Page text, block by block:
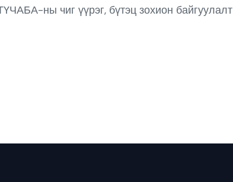
ны чиг үүрэг, бүтэц зохион байгуулалт